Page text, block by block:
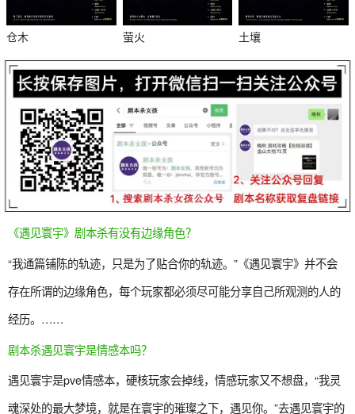
杀
仓木 萤火 土壤
《遇见寰宇》剧本杀有没有边缘角色？
“我通篇铺陈的轨迹，只是为了贴合你的轨迹。”《遇见寰宇》并不会
存在所谓的边缘角色，每个玩家都必须尽可能分享自己所观测的人的
经历。……
剧本杀遇见寰宇是情感本吗？
遇见寰宇是pve情感本，硬核玩家会掉线，情感玩家又不想盘，“我灵
魂深处的最大梦境，就是在寰宇的璀璨之下，遇见你。”去遇见寰宇的